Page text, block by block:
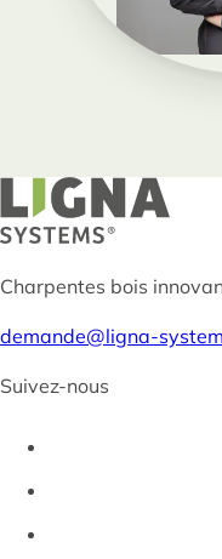
Charpentes bois
demande@ligna-
Suivez-nous